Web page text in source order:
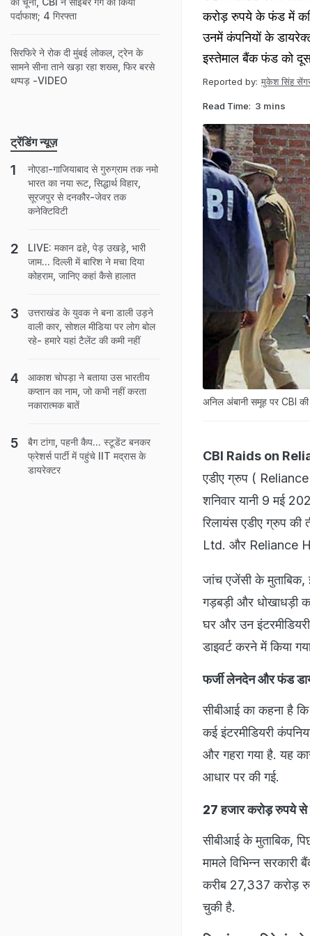
करोड़ रुपये के फंड में
उनमें कंपनियों के
इस्तेमाल बैंक फंड को
Reported by: मुकेश सिंह
Read Time: 3 mins
अनिल अंबानी समूह पर CBI की
CBI Raids on
एडीए ग्रुप (
शनिवार यानी 9 मई
रिलायंस एडीए ग्रुप
Ltd. और Reliance
जांच एजेंसी के
गड़बड़ी और धोखाधड़ी
घर और उन
डाइवर्ट करने में किया
फर्जी लेनदेन और फंड
सीबीआई का कहना है
कई इंटरमीडियरी
और गहरा गया है. यह
आधार पर की गई.
27 हजार करोड़ रुपये से
सीबीआई के मुताबिक,
मामले विभिन्न
करीब 27,337 करोड़
चुकी है.
पर्दाफाश; 4 गिरफ्ता
सिरफिरे ने रोक दी मुंबई लोकल, ट्रेन के
सामने सीना ताने खड़ा रहा शख्स, फिर बरसे
थप्पड़ -VIDEO
ट्रेंडिंग न्यूज़
नोएडा-गाजियाबाद से गुरुग्राम तक नमो
भारत का नया रूट, सिद्धार्थ विहार,
सूरजपुर से दनकौर-जेवर तक
कनेक्टिविटी
LIVE: मकान ढहे, पेड़ उखड़े, भारी
जाम... दिल्ली में बारिश ने मचा दिया
कोहराम, जानिए कहां कैसे हालात
उत्तराखंड के युवक ने बना डाली उड़ने
वाली कार, सोशल मीडिया पर लोग बोल
रहे- हमारे यहां टैलेंट की कमी नहीं
आकाश चोपड़ा ने बताया उस भारतीय
कप्तान का नाम, जो कभी नहीं करता
नकारात्मक बातें
बैग टांगा, पहनी कैप... स्टूडेंट बनकर
फ्रेशर्स पार्टी में पहुंचे IIT मद्रास के
डायरेक्टर